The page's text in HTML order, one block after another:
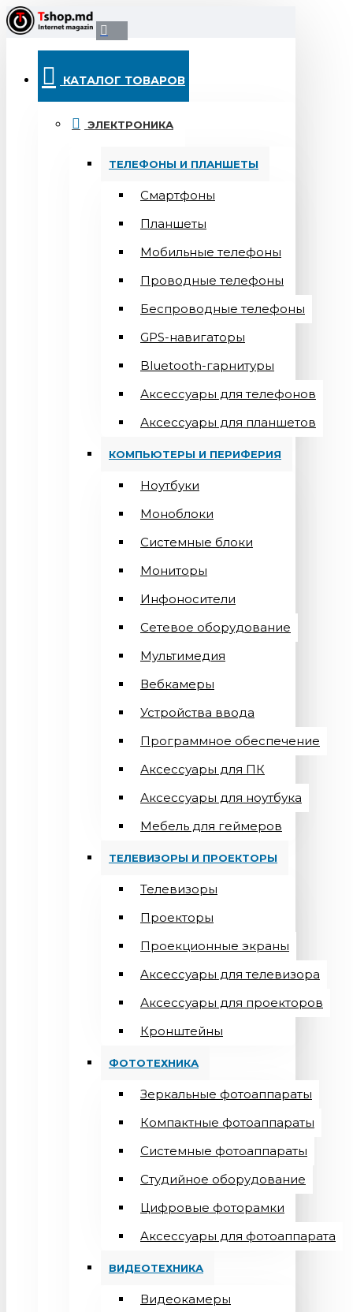
КАТАЛОГ ТОВАРОВ
ЭЛЕКТРОНИКА
ТЕЛЕФОНЫ И ПЛАНШЕТЫ
Смартфоны
Планшеты
Мобильные телефоны
Проводные телефоны
Беспроводные телефоны
GPS-навигаторы
Bluetooth-гарнитуры
Аксессуары для телефонов
Аксессуары для планшетов
КОМПЬЮТЕРЫ И ПЕРИФЕРИЯ
Ноутбуки
Моноблоки
Системные блоки
Мониторы
Инфоносители
Сетевое оборудование
Мультимедия
Вебкамеры
Устройства ввода
Программное обеспечение
Аксессуары для ПК
Аксессуары для ноутбука
Мебель для геймеров
ТЕЛЕВИЗОРЫ И ПРОЕКТОРЫ
Телевизоры
Проекторы
Проекционные экраны
Aксессуары для телевизора
Аксессуары для проекторов
Кронштейны
ФОТОТЕХНИКА
Зеркальные фотоаппараты
Компактные фотоаппараты
Системные фотоаппараты
Студийное оборудование
Цифровые фоторамки
Aксессуары для фотоаппарата
ВИДЕОТЕХНИКА
Видеокамеры